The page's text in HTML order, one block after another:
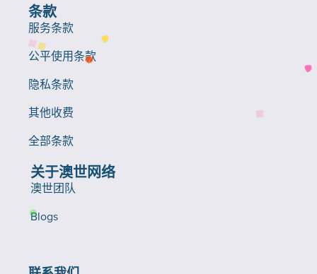
条款
服务条款
公平使用条款
隐私条款
其他收费
全部条款
关于澳世网络
澳世团队
Blogs